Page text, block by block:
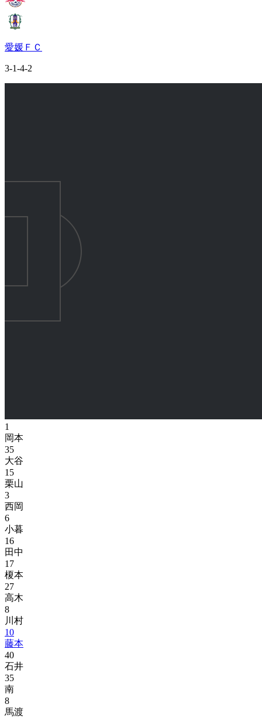
愛媛ＦＣ
3-1-4-2
1
岡本
35
大谷
15
栗山
3
西岡
6
小暮
16
田中
17
榎本
27
高木
8
川村
10
藤本
40
石井
35
南
8
馬渡